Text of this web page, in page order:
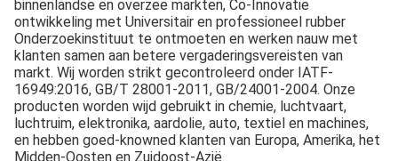
markt. Wij worden strikt gecontroleerd onder IATF-
16949:2016, GB/T 28001-2011, GB/24001-2004. Onze
producten worden wijd gebruikt in chemie, luchtvaart,
luchtruim, elektronika, aardolie, auto, textiel en machines,
en hebben goed-knowned klanten van Europa, Amerika, het
Midden-Oosten en Zuidoost-Azië.
6.CERTIFICATES